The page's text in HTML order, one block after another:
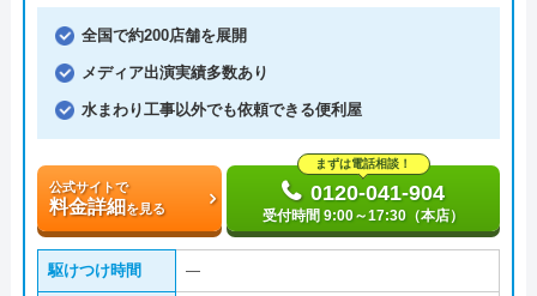
全国で約200店舗を展開
メディア出演実績多数あり
水まわり工事以外でも依頼できる便利屋
公式サイトで
料金詳細を見る
まずは電話相談！
0120-041-904
受付時間 9:00～17:30（本店）
駆けつけ時間 ―